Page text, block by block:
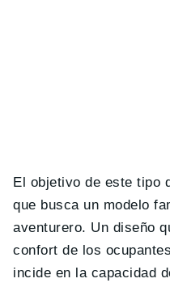
El objetivo de este tipo
que busca un modelo
aventurero. Un diseño
confort de los
incide en la capacidad